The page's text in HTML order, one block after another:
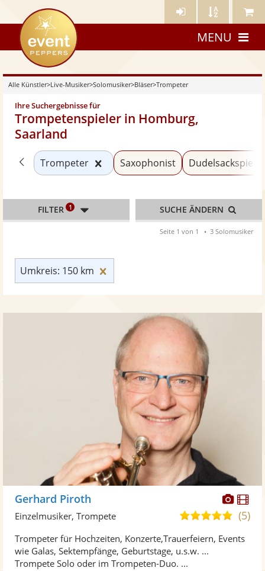
Künstler- Künstler Meine
eventpeppers
MENU
Alle Künstler>Live-Musiker>Solomusiker>Bläser>Trompeter
Ihre Suchergebnisse für
Trompetenspieler in Homburg,
Saarland
Zurück zu «Bläser»
Trompeter Kategorie «Trompeter»
Saxophonist Dudelsackspieler
Umkreis: 150 km
FILTER 1 SUCHE ÄNDERN
Seite 1 von 1 3 Solomusiker
Fotos
Gerhard Piroth
5,0
5
(5)
Einzelmusiker, Trompete
Trompeter für Hochzeiten, Konzerte,Trauerfeiern, Events
wie Galas, Sektempfänge, Geburtstage, u.s.w. ...
Trompete Solo oder im Trompeten-Duo. ...